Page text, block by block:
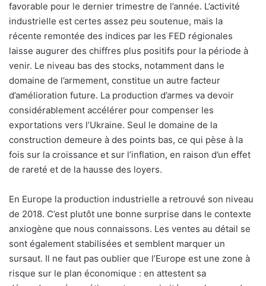
favorable pour le dernier trimestre de l’année. L’activité
industrielle est certes assez peu soutenue, mais la
récente remontée des indices par les FED régionales
laisse augurer des chiffres plus positifs pour la période à
venir. Le niveau bas des stocks, notamment dans le
domaine de l’armement, constitue un autre facteur
d’amélioration future. La production d’armes va devoir
considérablement accélérer pour compenser les
exportations vers l’Ukraine. Seul le domaine de la
construction demeure à des points bas, ce qui pèse à la
fois sur la croissance et sur l’inflation, en raison d’un effet
de rareté et de la hausse des loyers.
En Europe la production industrielle a retrouvé son niveau
de 2018. C’est plutôt une bonne surprise dans le contexte
anxiogène que nous connaissons. Les ventes au détail se
sont également stabilisées et semblent marquer un
sursaut. Il ne faut pas oublier que l’Europe est une zone à
risque sur le plan économique : en attestent sa